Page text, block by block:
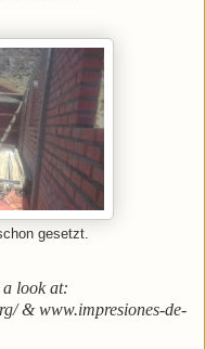
gesetzt.
look at:
& www.impresiones-de-